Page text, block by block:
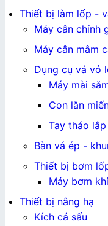
Thiết bị làm lốp -
Máy cân chỉnh
Máy cân mâm
Dụng cụ vá vỏ
Máy mài
Con lăn
Tay tháo
Bàn vá ép -
Thiết bị bơm
Máy bơm
Thiết bị nâng hạ
Kích cá sấu